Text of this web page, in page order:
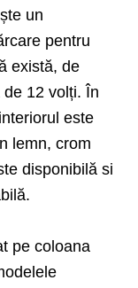
un
pentru
există, de
12 volți. În
este
lemn, crom
disponibilă si
pe coloana